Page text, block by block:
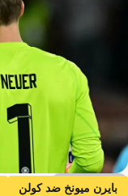
Getty Images
بايرن ميونخ ضد كولن